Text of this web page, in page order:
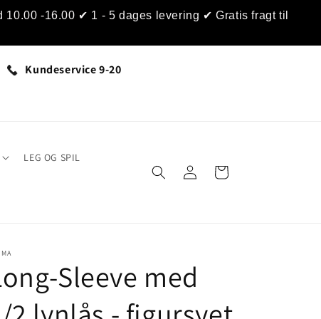
-16.00 ✔ 1 - 5 dages levering ✔ Gratis fragt til
Kundeservice 9-20
LEG OG SPIL
Log
ind
Indkøbskurv
Sleeve med